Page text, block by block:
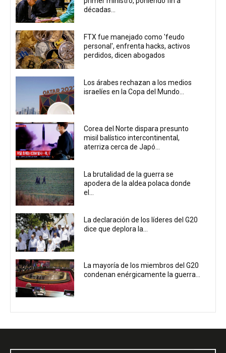
décadas...
FTX fue manejado como 'feudo
personal', enfrenta hacks, activos
perdidos, dicen abogados
Los árabes rechazan a los medios
israelíes en la Copa del Mundo...
Corea del Norte dispara presunto
misil balístico intercontinental,
aterriza cerca de Japó...
La brutalidad de la guerra se
apodera de la aldea polaca donde
el...
La declaración de los líderes del G20
dice que deplora la...
La mayoría de los miembros del G20
condenan enérgicamente la guerra...